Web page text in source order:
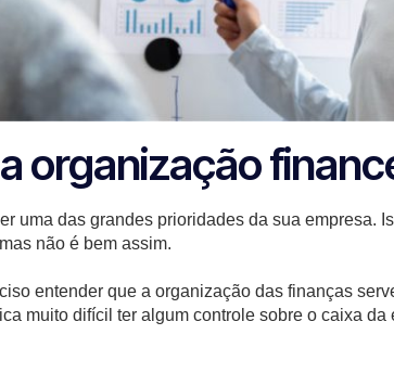
organização
uma das grandes prioridades da sua empresa.
não é bem assim.
entender que a organização das finanças
muito difícil ter algum controle sobre o caixa